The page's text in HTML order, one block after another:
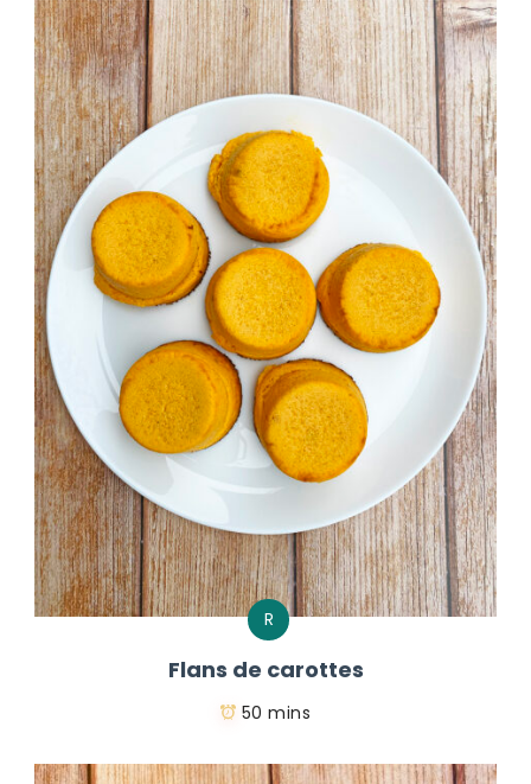
R
Flans de carottes
50 mins